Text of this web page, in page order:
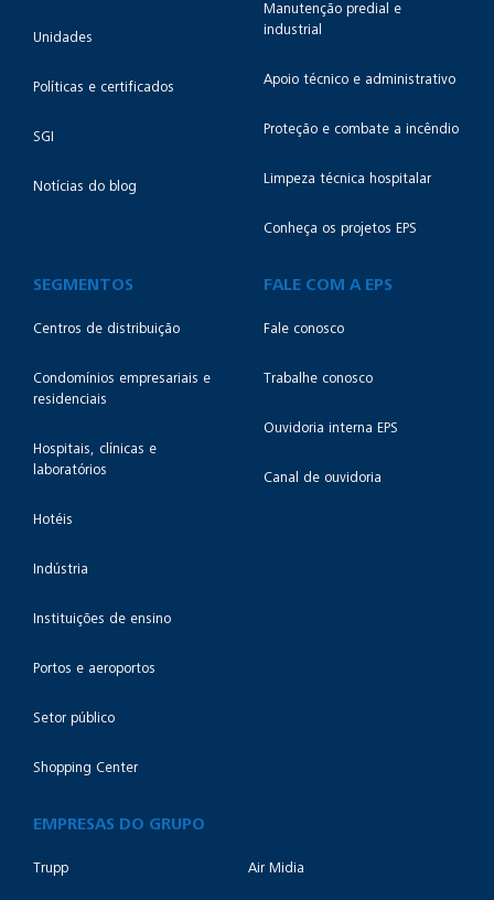
Unidades
Políticas e certificados
SGI
Notícias do blog
Manutenção predial e
industrial
Apoio técnico e administrativo
Proteção e combate a incêndio
Limpeza técnica hospitalar
Conheça os projetos EPS
SEGMENTOS
Centros de distribuição
Condomínios empresariais e
residenciais
Hospitais, clínicas e
laboratórios
Hotéis
Indústria
Instituições de ensino
Portos e aeroportos
Setor público
Shopping Center
FALE COM A EPS
Fale conosco
Trabalhe conosco
Ouvidoria interna EPS
Canal de ouvidoria
EMPRESAS DO GRUPO
Trupp Air Midia